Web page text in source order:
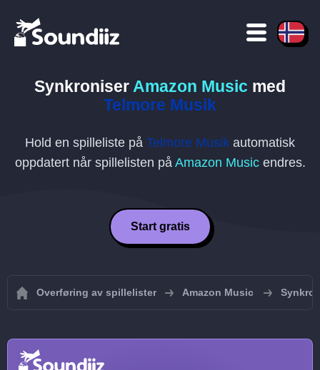
Synkroniser Amazon Music med
Telmore Musik
Hold en spilleliste på Telmore Musik automatisk
oppdatert når spillelisten på Amazon Musicendres.
Start gratis
Overføring av spillelister Amazon Music